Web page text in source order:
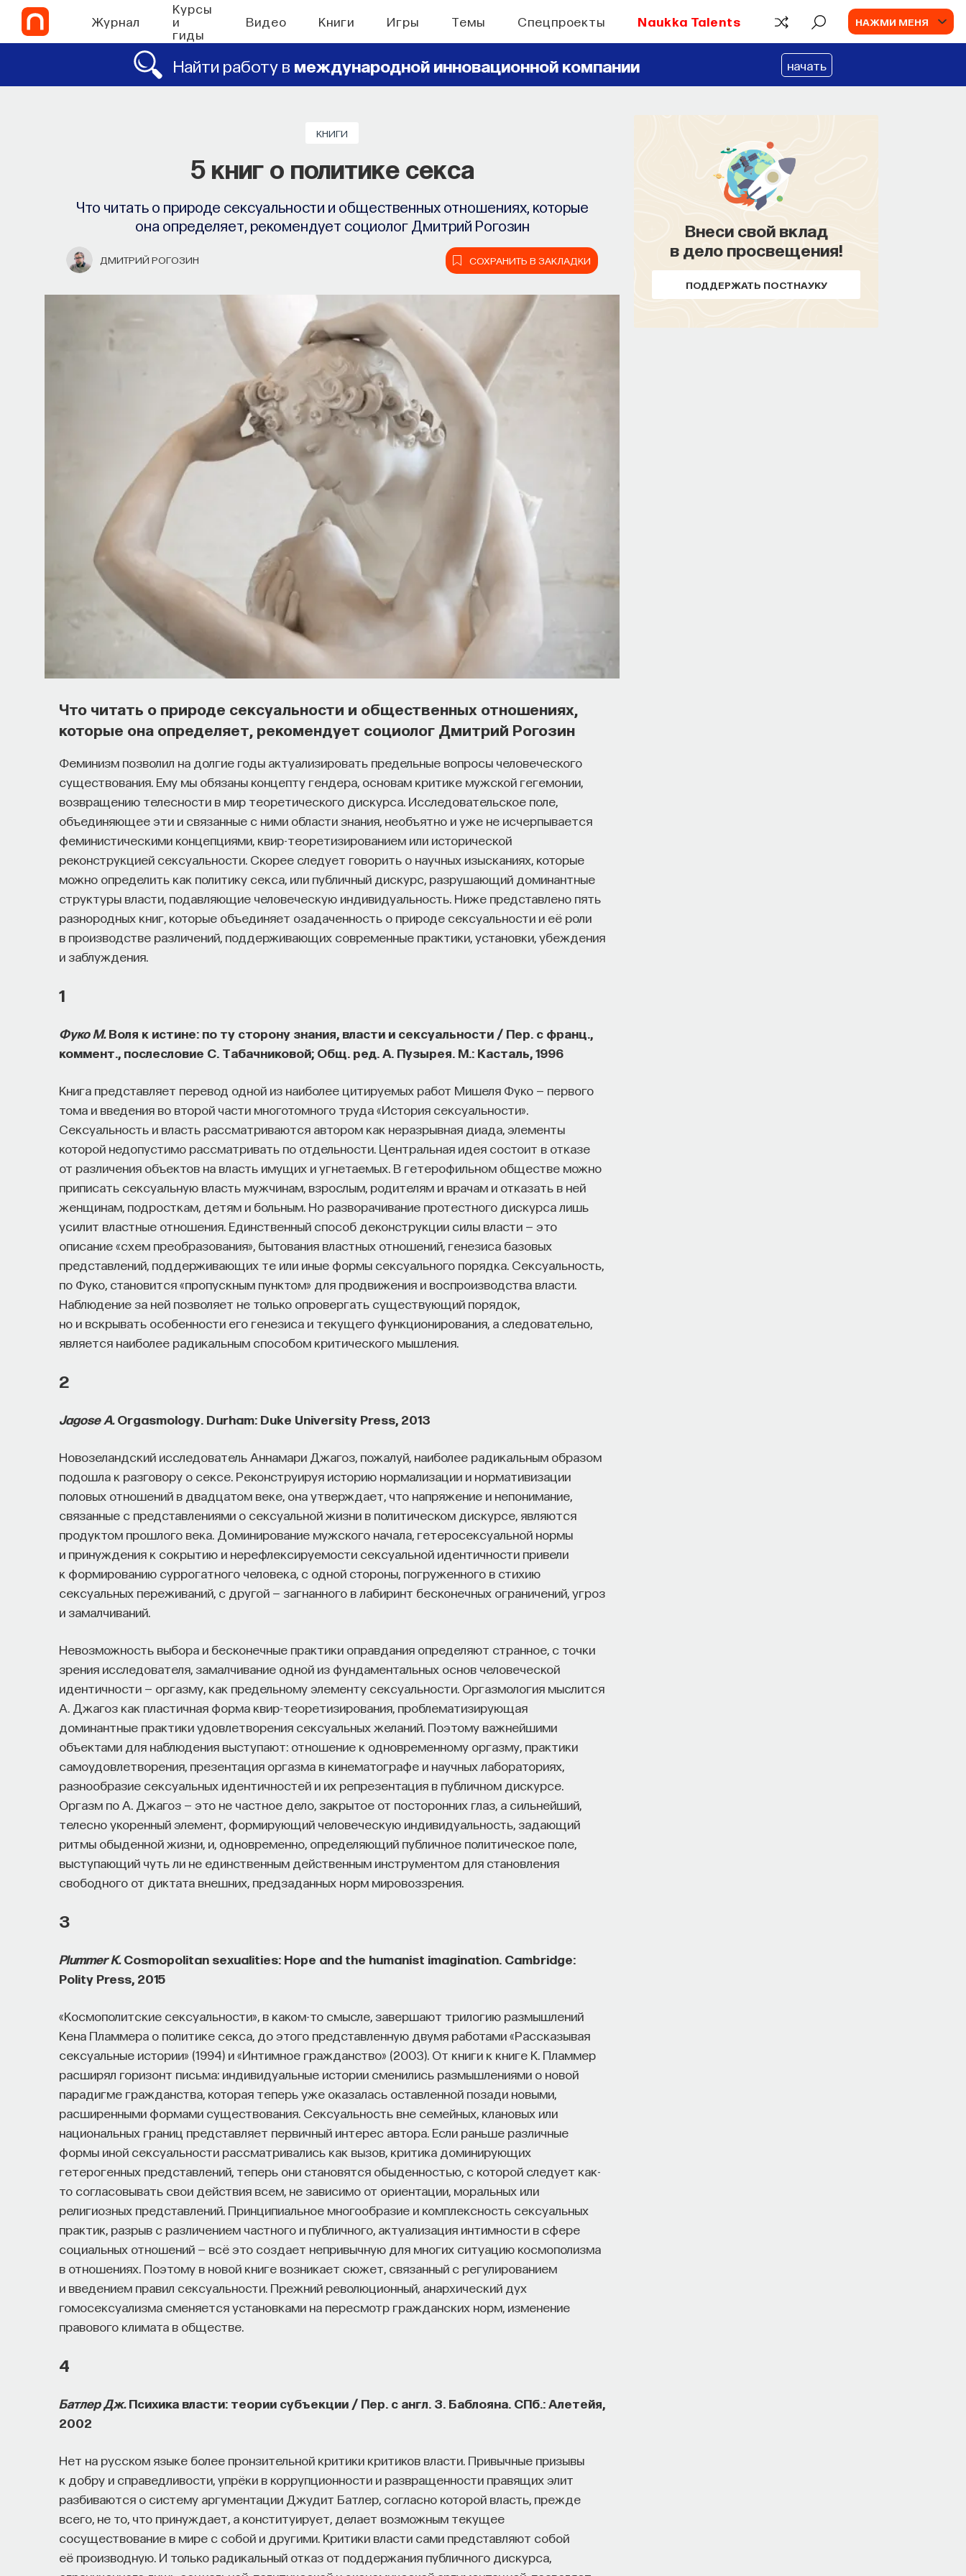
Журнал
Курсы
и
гиды
Видео Книги Игры Темы Спецпроекты Naukka Talents НАЖМИ МЕНЯ
Найти работу в международной инновационной компании начать
КНИГИ
5 книг о политике секса
Что читать о природе сексуальности и общественных отношениях, которые
она определяет, рекомендует социолог Дмитрий Рогозин
ДМИТРИЙ РОГОЗИН СОХРАНИТЬ В ЗАКЛАДКИ
Что читать о природе сексуальности и общественных отношениях,
которые она определяет, рекомендует социолог Дмитрий Рогозин
Феминизм позволил на долгие годы актуализировать предельные вопросы человеческого
существования. Ему мы обязаны концепту гендера, основам критике мужской гегемонии,
возвращению телесности в мир теоретического дискурса. Исследовательское поле,
объединяющее эти и связанные с ними области знания, необъятно и уже не исчерпывается
феминистическими концепциями, квир-теоретизированием или исторической
реконструкцией сексуальности. Скорее следует говорить о научных изысканиях, которые
можно определить как политику секса, или публичный дискурс, разрушающий доминантные
структуры власти, подавляющие человеческую индивидуальность. Ниже представлено пять
разнородных книг, которые объединяет озадаченность о природе сексуальности и её роли
в производстве различений, поддерживающих современные практики, установки, убеждения
и заблуждения.
1
Фуко М.Воля к истине: по ту сторону знания, власти и сексуальности / Пер. с франц.,
коммент., послесловие С. Табачниковой; Общ. ред. А. Пузырея. М.: Касталь, 1996
Книга представляет перевод одной из наиболее цитируемых работ Мишеля Фуко — первого
тома и введения во второй части многотомного труда «История сексуальности».
Сексуальность и власть рассматриваются автором как неразрывная диада, элементы
которой недопустимо рассматривать по отдельности. Центральная идея состоит в отказе
от различения объектов на власть имущих и угнетаемых. В гетерофильном обществе можно
приписать сексуальную власть мужчинам, взрослым, родителям и врачам и отказать в ней
женщинам, подросткам, детям и больным. Но разворачивание протестного дискурса лишь
усилит властные отношения. Единственный способ деконструкции силы власти — это
описание «схем преобразования», бытования властных отношений, генезиса базовых
представлений, поддерживающих те или иные формы сексуального порядка. Сексуальность,
по Фуко, становится «пропускным пунктом» для продвижения и воспроизводства власти.
Наблюдение за ней позволяет не только опровергать существующий порядок,
но и вскрывать особенности его генезиса и текущего функционирования, а следовательно,
является наиболее радикальным способом критического мышления.
2
Jagose A.Orgasmology. Durham: Duke University Press, 2013
Новозеландский исследователь Аннамари Джагоз, пожалуй, наиболее радикальным образом
подошла к разговору о сексе. Реконструируя историю нормализации и нормативизации
половых отношений в двадцатом веке, она утверждает, что напряжение и непонимание,
связанные с представлениями о сексуальной жизни в политическом дискурсе, являются
продуктом прошлого века. Доминирование мужского начала, гетеросексуальной нормы
и принуждения к сокрытию и нерефлексируемости сексуальной идентичности привели
к формированию суррогатного человека, с одной стороны, погруженного в стихию
сексуальных переживаний, с другой — загнанного в лабиринт бесконечных ограничений, угроз
и замалчиваний.
Невозможность выбора и бесконечные практики оправдания определяют странное, с точки
зрения исследователя, замалчивание одной из фундаментальных основ человеческой
идентичности — оргазму, как предельному элементу сексуальности. Оргазмология мыслится
А. Джагоз как пластичная форма квир-теоретизирования, проблематизирующая
доминантные практики удовлетворения сексуальных желаний. Поэтому важнейшими
объектами для наблюдения выступают: отношение к одновременному оргазму, практики
самоудовлетворения, презентация оргазма в кинематографе и научных лабораториях,
разнообразие сексуальных идентичностей и их репрезентация в публичном дискурсе.
Оргазм по А. Джагоз — это не частное дело, закрытое от посторонних глаз, а сильнейший,
телесно укоренный элемент, формирующий человеческую индивидуальность, задающий
ритмы обыденной жизни, и, одновременно, определяющий публичное политическое поле,
выступающий чуть ли не единственным действенным инструментом для становления
свободного от диктата внешних, предзаданных норм мировоззрения.
3
Plummer K.Cosmopolitan sexualities: Hope and the humanist imagination. Cambridge:
Polity Press, 2015
«Космополитские сексуальности», в каком-то смысле, завершают трилогию размышлений
Кена Пламмера о политике секса, до этого представленную двумя работами «Рассказывая
сексуальные истории» (1994) и «Интимное гражданство» (2003). От книги к книге К. Пламмер
расширял горизонт письма: индивидуальные истории сменились размышлениями о новой
парадигме гражданства, которая теперь уже оказалась оставленной позади новыми,
расширенными формами существования. Сексуальность вне семейных, клановых или
национальных границ представляет первичный интерес автора. Если раньше различные
формы иной сексуальности рассматривались как вызов, критика доминирующих
гетерогенных представлений, теперь они становятся обыденностью, с которой следует как-
то согласовывать свои действия всем, не зависимо от ориентации, моральных или
религиозных представлений. Принципиальное многообразие и комплексность сексуальных
практик, разрыв с различением частного и публичного, актуализация интимности в сфере
социальных отношений — всё это создает непривычную для многих ситуацию космополизма
в отношениях. Поэтому в новой книге возникает сюжет, связанный с регулированием
и введением правил сексуальности. Прежний революционный, анархический дух
гомосексуализма сменяется установками на пересмотр гражданских норм, изменение
правового климата в обществе.
4
Батлер Дж.Психика власти: теории субъекции / Пер. с англ. З. Баблояна. СПб.: Алетейя,
2002
Нет на русском языке более пронзительной критики критиков власти. Привычные призывы
к добру и справедливости, упрёки в коррупционности и развращенности правящих элит
разбиваются о систему аргументации Джудит Батлер, согласно которой власть, прежде
всего, не то, что принуждает, а конституирует, делает возможным текущее
сосуществование в мире с собой и другими. Критики власти сами представляют собой
её производную. И только радикальный отказ от поддержания публичного дискурса,
Внеси свой вклад
в дело просвещения!
ПОДДЕРЖАТЬ ПОСТНАУКУ